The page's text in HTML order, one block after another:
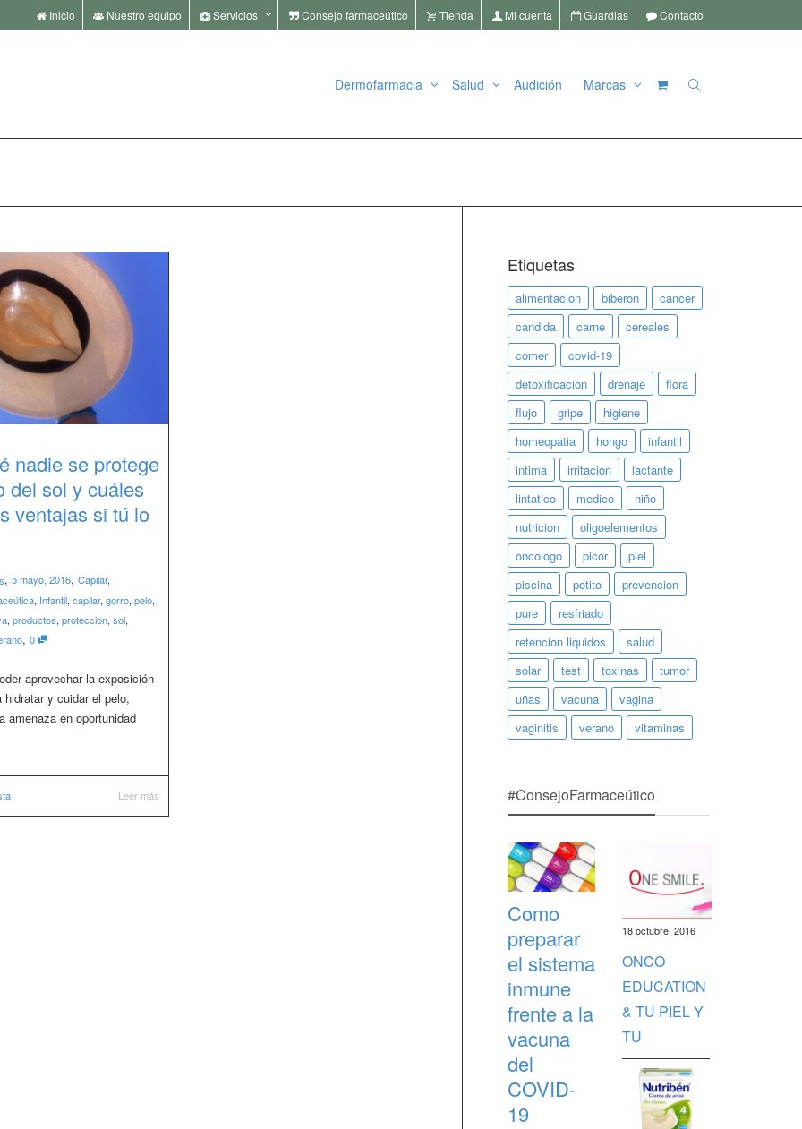
Inicio Nuestro equipo Servicios Consejo farmaceútico Tienda Mi cuenta Guardias Contacto
Dermofarmacia Salud Audición Marcas
nadie se protege
del sol y cuáles
ventajas si tú lo
, 5 mayo, 2016, Capilar,
, Infantil, capilar, gorro, pelo,
, productos, proteccion, sol,
, 0
aprovechar la exposición
hidratar y cuidar el pelo,
amenaza en oportunidad
Leer más
Etiquetas
alimentacion biberon
cancer
candida
carne
cereales
comer
covid-19
detoxificacion
drenaje
flora
flujo
gripe
higiene
homeopatia
hongo
infantil
intima
irritacion
lactante
lintatico
medico
niño
nutricion
oligoelementos
oncologo
picor
piel
piscina
potito
prevencion
pure
resfriado
retencion liquidos
salud
solar
test toxinas
tumor
uñas
vacuna
vagina
vaginitis
verano vitaminas
#ConsejoFarmaceútico
Como
preparar
el sistema
inmune
frente a la
vacuna
del
COVID-
19
18 octubre, 2016
ONCO
EDUCATION
& TU PIEL Y
TU